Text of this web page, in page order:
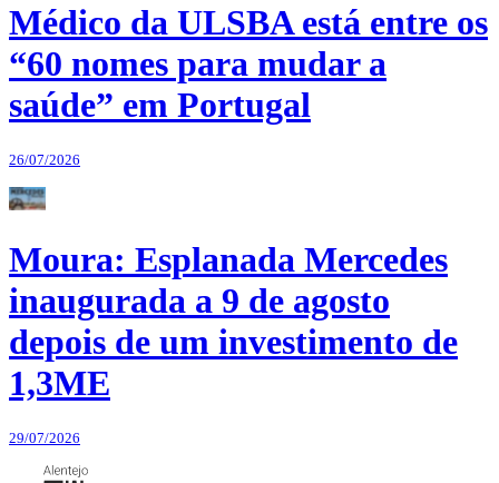
Médico da ULSBA está entre os
“60 nomes para mudar a
saúde” em Portugal
26/07/2026
Moura: Esplanada Mercedes
inaugurada a 9 de agosto
depois de um investimento de
1,3ME
29/07/2026